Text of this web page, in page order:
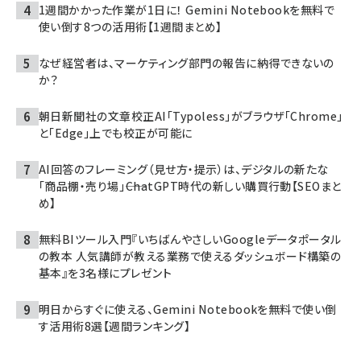
1週間かかった作業が1日に！ Gemini Notebookを無料で
使い倒す8つの活用術【1週間まとめ】
なぜ経営者は、マーケティング部門の報告に納得できないの
か？
朝日新聞社の文章校正AI「Typoless」がブラウザ「Chrome」
と「Edge」上でも校正が可能に
AI回答のフレーミング（見せ方・提示）は、デジタルの新たな
「商品棚・売り場」――ChatGPT時代の新しい購買行動【SEOまと
め】
無料BIツール入門『いちばんやさしいGoogleデータポータル
の教本 人気講師が教える業務で使えるダッシュボード構築の
基本』を3名様にプレゼント
明日からすぐに使える、Gemini Notebookを無料で使い倒
す活用術8選【週間ランキング】